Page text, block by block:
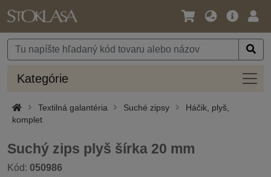
Jazyk
Mena
Hlavná
Kategórie
Textilná galantéria Suché zipsy
Háčik, plyš,
komplet
Suchý zips plyš šírka 20 mm
Kód: 050986